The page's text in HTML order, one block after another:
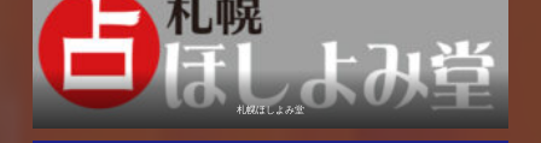
札幌ほしよみ堂